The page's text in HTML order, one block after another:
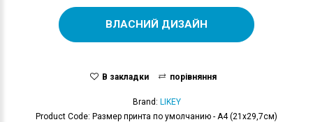
ВЛАСНИЙ ДИЗАЙН
В закладки порівняння
Brand: LIKEY
Product Code: Размер принта по умолчанию - А4 (21x29,7см)